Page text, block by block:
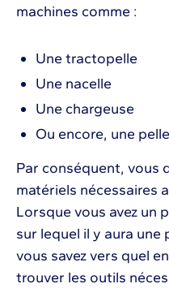
machines comme :
Une tractopelle
Une nacelle
Une chargeuse
Ou encore, une
Par conséquent, vous
matériels nécessaires
Lorsque vous avez un
sur lequel il y aura
vous savez vers quel
trouver les outils